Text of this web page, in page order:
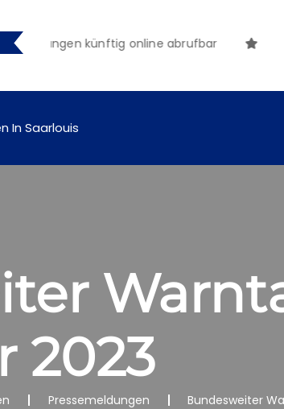
künftig online abrufbar
In Saarlouis
2023
Pressemeldungen Bundesweiter